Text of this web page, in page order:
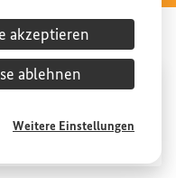
derWebsitedes
wirtschaftliche
(BMZ) zu.
für die Nutzung
unterCookie-
akzeptieren
ablehnen
Weitere Einstellungen
Ungleichheiten